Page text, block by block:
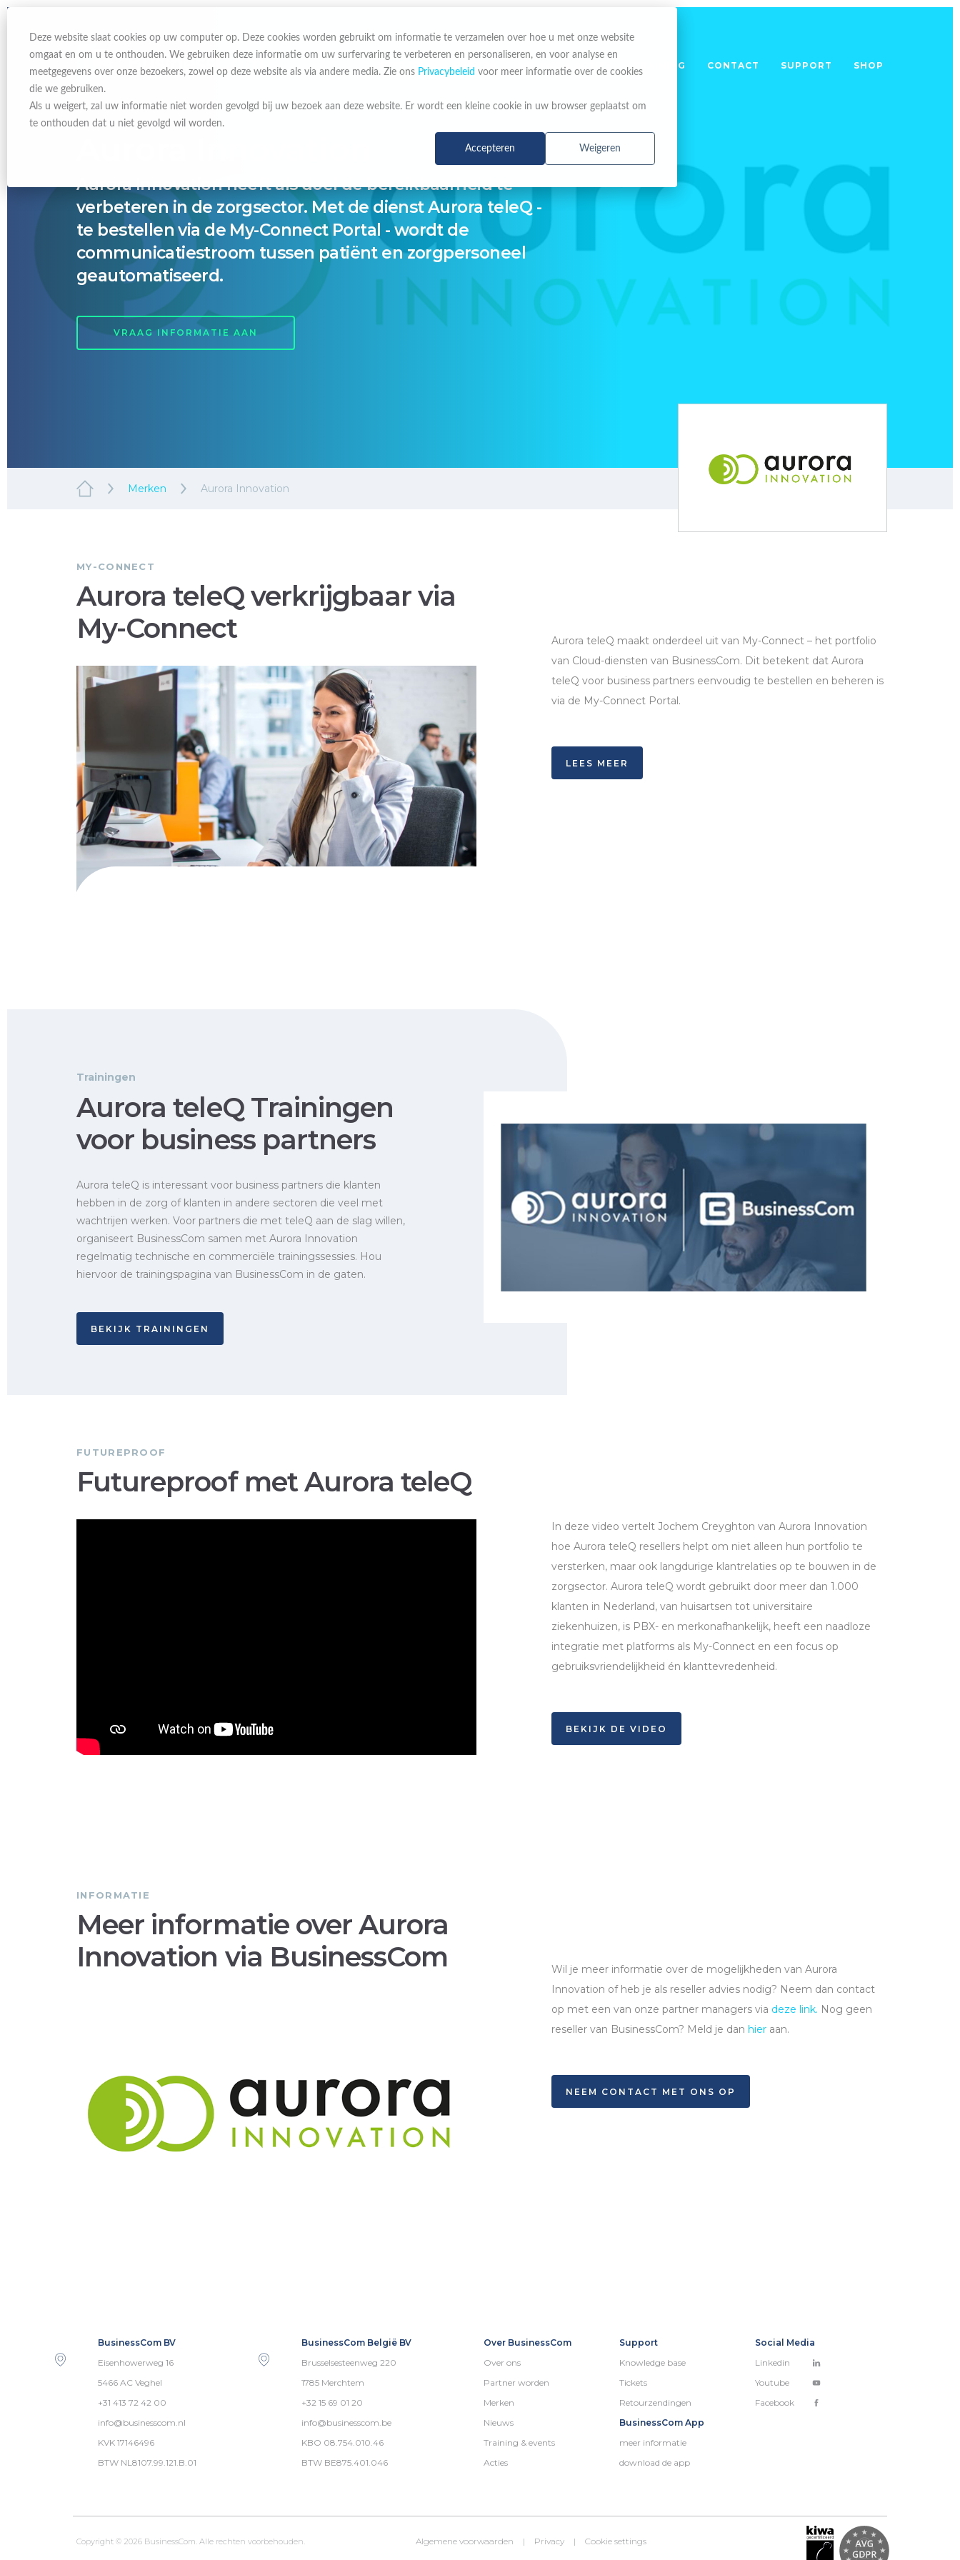
Deze website slaat cookies op uw computer op. Deze cookies worden gebruikt om informatie te verzamelen over hoe u met onze website
omgaat en om u te onthouden. We gebruiken deze informatie om uw surfervaring te verbeteren en personaliseren, en voor analyse en
meetgegevens over onze bezoekers, zowel op deze website als via andere media. Zie ons Privacybeleid voor meer informatie over de cookies
die we gebruiken.
Als u weigert, zal uw informatie niet worden gevolgd bij uw bezoek aan deze website. Er wordt een kleine cookie in uw browser geplaatst om
te onthouden dat u niet gevolgd wil worden.
Accepteren Weigeren
OVER ONS MERKEN NIEUWS & ACTIES TRAINING CONTACT SUPPORT SHOP
Aurora Innovation heeft als doel de bereikbaarheid te
verbeteren in de zorgsector. Met de dienst Aurora teleQ -
te bestellen via de My-Connect Portal - wordt de
communicatiestroom tussen patiënt en zorgpersoneel
geautomatiseerd.
VRAAG INFORMATIE AAN
Merken Aurora Innovation
MY-CONNECT
Aurora teleQ verkrijgbaar via
My-Connect
Aurora teleQ maakt onderdeel uit van My-Connect – het portfolio
van Cloud-diensten van BusinessCom. Dit betekent dat Aurora
teleQ voor business partners eenvoudig te bestellen en beheren is
via de My-Connect Portal.
LEES MEER
Trainingen
Aurora teleQ Trainingen
voor business partners
Aurora teleQ is interessant voor business partners die klanten
hebben in de zorg of klanten in andere sectoren die veel met
wachtrijen werken. Voor partners die met teleQ aan de slag willen,
organiseert BusinessCom samen met Aurora Innovation
regelmatig technische en commerciële trainingssessies. Hou
hiervoor de trainingspagina van BusinessCom in de gaten.
BEKIJK TRAININGEN
FUTUREPROOF
Futureproof met Aurora teleQ
In deze video vertelt Jochem Creyghton van Aurora Innovation
hoe Aurora teleQ resellers helpt om niet alleen hun portfolio te
versterken, maar ook langdurige klantrelaties op te bouwen in de
zorgsector. Aurora teleQ wordt gebruikt door meer dan 1.000
klanten in Nederland, van huisartsen tot universitaire
ziekenhuizen, is PBX- en merkonafhankelijk, heeft een naadloze
integratie met platforms als My-Connect en een focus op
gebruiksvriendelijkheid én klanttevredenheid.
BEKIJK DE VIDEO
INFORMATIE
Meer informatie over Aurora
Innovation via BusinessCom
Wil je meer informatie over de mogelijkheden van Aurora
Innovation of heb je als reseller advies nodig? Neem dan contact
op met een van onze partner managers via deze link. Nog geen
reseller van BusinessCom? Meld je dan hier aan.
NEEM CONTACT MET ONS OP
BusinessCom BV
Eisenhowerweg 16
5466 AC Veghel
+31 413 72 42 00
info@businesscom.nl
KVK 17146496
BTW NL8107.99.121.B.01
BusinessCom België BV
Brusselsesteenweg 220
1785 Merchtem
+32 15 69 01 20
info@businesscom.be
KBO 08.754.010.46
BTW BE875.401.046
Over BusinessCom
Over ons
Partner worden
Merken
Nieuws
Training & events
Acties
Support
Knowledge base
Tickets
Retourzendingen
BusinessCom App
meer informatie
download de app
Social Media
Linkedin
Youtube
Facebook
Copyright © 2026 BusinessCom. Alle rechten voorbehouden. Algemene voorwaarden | Privacy | Cookie settings